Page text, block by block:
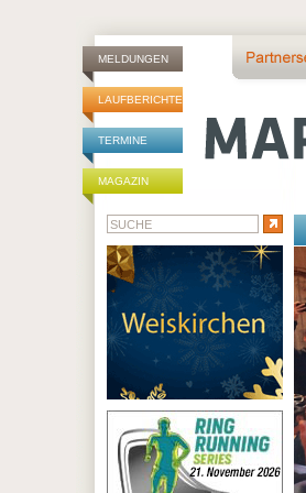
MELDUNGEN
LAUFBERICHTE
TERMINE
MAGAZIN